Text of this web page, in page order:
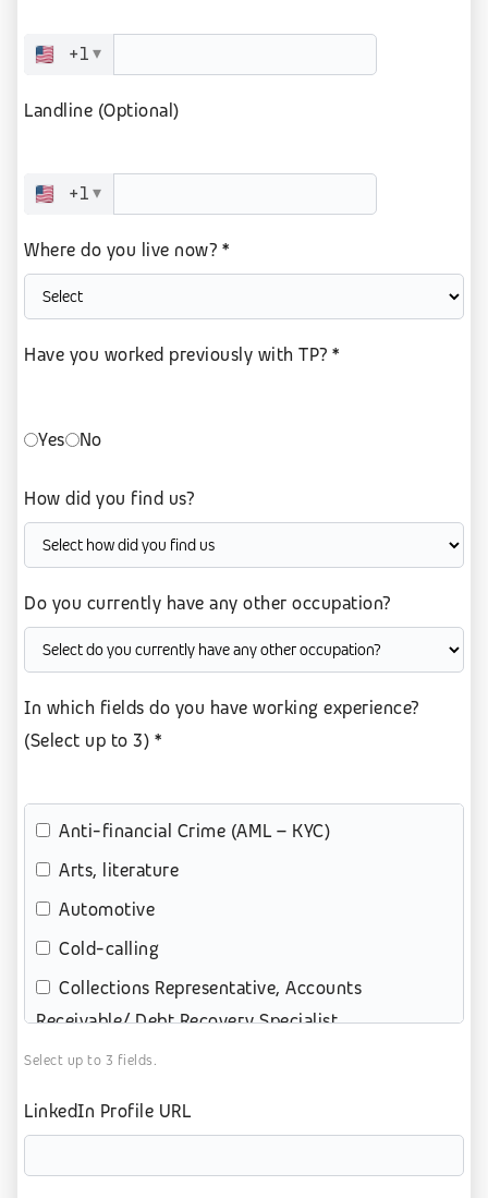
+1 ▾
Landline (Optional)
+1 ▾
Where do you live now? *
Have you worked previously with TP? *
Yes No
How did you find us?
Do you currently have any other occupation?
In which fields do you have working experience?
(Select up to 3) *
Anti-financial Crime (AML – KYC)
Arts, literature
Automotive
Cold-calling
Collections Representative, Accounts
Receivable/ Debt Recovery Specialist
Content review – moderation
Customer service (contact center)
Customer service (retail)
e-commerce
Select up to 3 fields.
LinkedIn Profile URL